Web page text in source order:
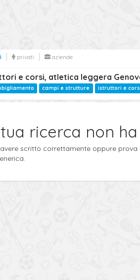
privati aziende
e corsi, atletica leggera
campi e strutture istruttori e
ricerca non
scritto correttamente oppure